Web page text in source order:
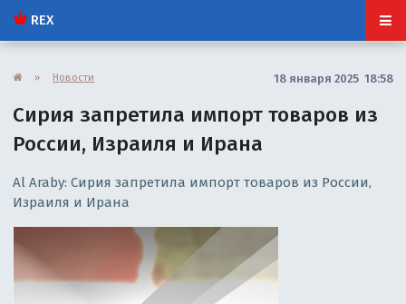
REX
» Новости 18 января 2025 18:58
Сирия запретила импорт товаров из
России, Израиля и Ирана
Al Araby: Сирия запретила импорт товаров из России,
Израиля и Ирана